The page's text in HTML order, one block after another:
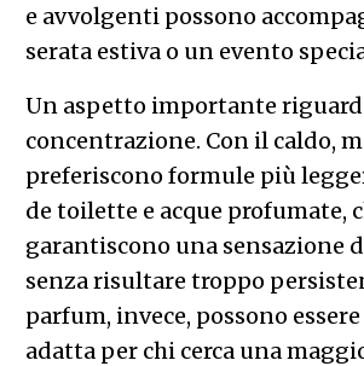
e avvolgenti possono
serata estiva o un evento
Un aspetto importante
concentrazione. Con il caldo,
preferiscono formule più
de toilette e acque profumate,
garantiscono una sensazione
senza risultare troppo
parfum, invece, possono
adatta per chi cerca una